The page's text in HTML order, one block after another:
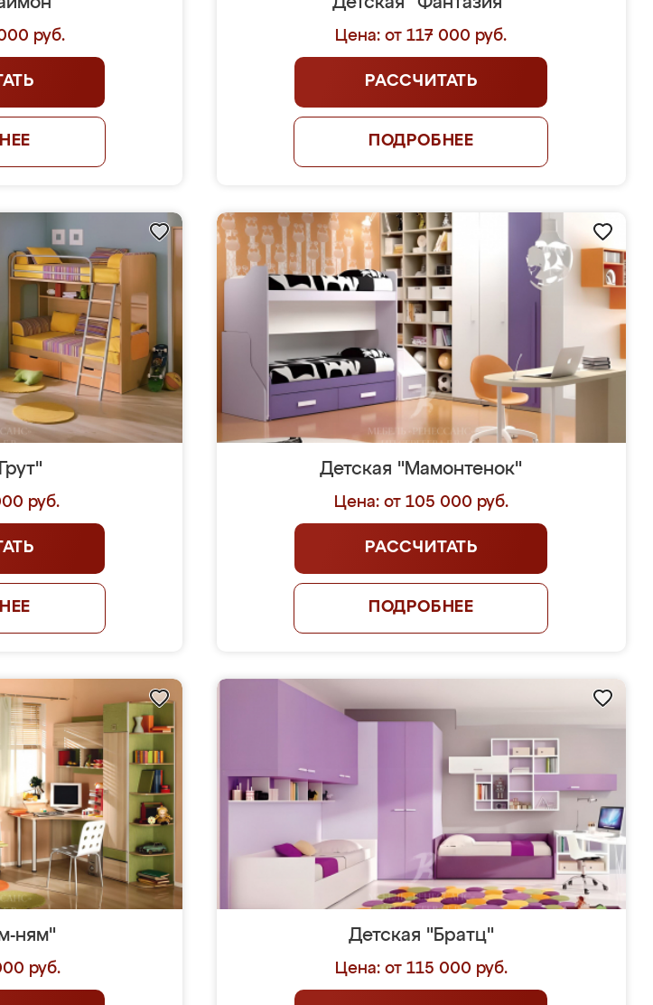
руб. Цена: от 117 000 руб.
РАССЧИТАТЬ
ПОДРОБНЕЕ
руб.
Детская "Мамонтенок"
Цена: от 105 000 руб.
РАССЧИТАТЬ
ПОДРОБНЕЕ
ням"
руб.
Детская "Братц"
Цена: от 115 000 руб.